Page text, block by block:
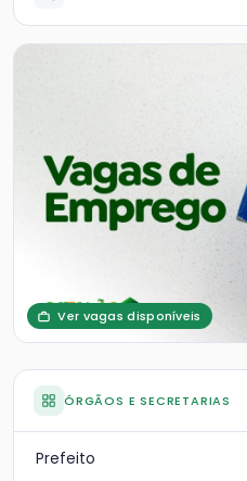
Ver vagas disponíveis
ÓRGÃOS E SECRETARIAS
Prefeito